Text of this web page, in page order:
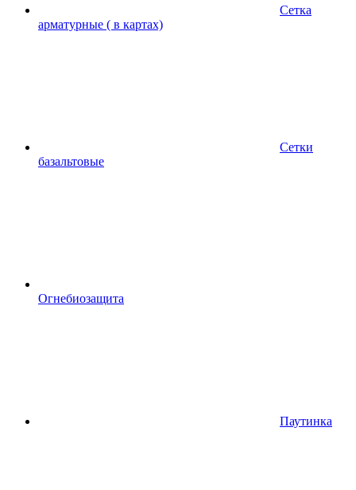
Сетка
арматурные ( в картах)
Сетки
базальтовые
Огнебиозащита
Паутинка